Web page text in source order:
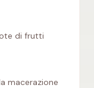
di frutti
macerazione